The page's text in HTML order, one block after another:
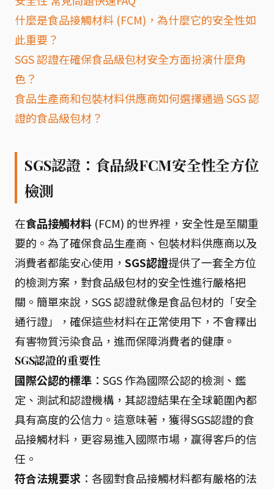
什麼是食品接觸材料 (FCM)，為什麼它的安全性如
此重要？
SGS 認證在確保食品級包材安全方面扮演什麼角
色？
食品生產商和包裝材料供應商如何選擇通過 SGS 認
證的食品級包材？
SGS認證：食品級FCM安全性全方位
檢測
在食品接觸材料 (FCM) 的世界裡，安全性是至關重
要的。為了確保食品生產商、包裝材料供應商以及
消費者都能安心使用， SGS認證提供了一套全方位
的檢測方案，對食品級包材的安全性進行嚴格把
關。簡單來說，SGS 認證就像是食品包材的「安全
通行證」，確保這些材料在正常使用下，不會釋出
有害物質污染食品，進而保障消費者的健康。
SGS認證的重要性
國際公認的標準 ：SGS 作為國際公認的檢測、鑑
定、測試和認證機構，其認證結果在全球範圍內都
具有高度的公信力。這意味著，獲得SGS認證的食
品接觸材料，更容易進入國際市場，贏得客戶的信
任。
符合法規要求 ：各國對食品接觸材料都有嚴格的法